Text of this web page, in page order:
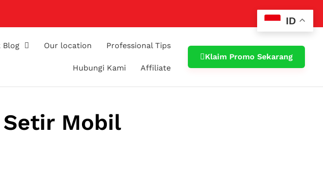
Blog Our location Professional Tips
Hubungi Kami Affiliate
Klaim Promo Sekarang
Setir Mobil
ID